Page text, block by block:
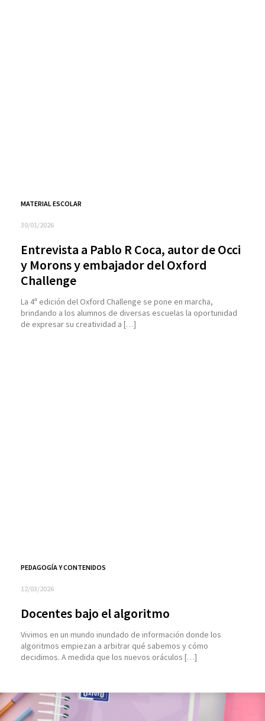
MATERIAL ESCOLAR
30/01/2026
Entrevista a Pablo R Coca, autor de Occi
y Morons y embajador del Oxford
Challenge
La 4ª edición del Oxford Challenge se pone en marcha,
brindando a los alumnos de diversas escuelas la oportunidad
de expresar su creatividad a […]
PEDAGOGÍA Y CONTENIDOS
12/03/2026
Docentes bajo el algoritmo
Vivimos en un mundo inundado de información donde los
algoritmos empiezan a arbitrar qué sabemos y cómo
decidimos. A medida que los nuevos oráculos […]